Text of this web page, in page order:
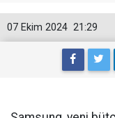
21:29
07 Ekim 2024